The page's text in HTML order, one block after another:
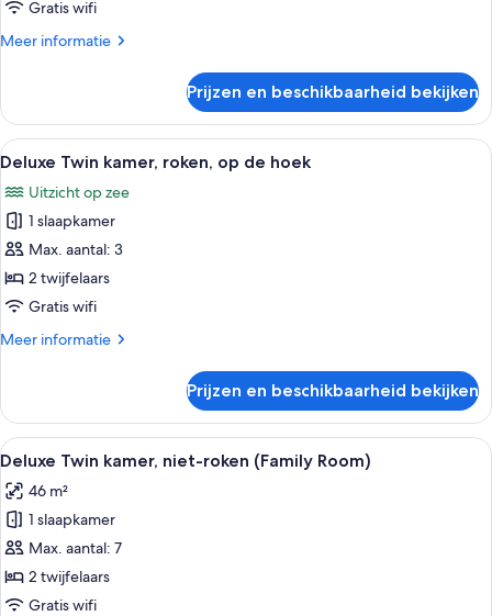
de
Gratis wifi
Meer informatie
Meer
Twin
kamer,
niet-
op
de
hoek
Prijzen en beschikbaarheid bekijken
Alle
foto's
voor
Deluxe
Twin
kamer,
roken,
de
Een hotelkamer met twee bedden,
1
Deluxe Twin kamer, roken, op de hoek
Uitzicht op zee
1 slaapkamer
Max. aantal: 3
2 twijfelaars
Gratis wifi
Meer informatie
Meer
Twin
kamer,
roken,
de
hoek
Prijzen en beschikbaarheid bekijken
Alle
foto's
voor
Deluxe
Twin
kamer,
niet-
Een hotelkamer met twee
5
Deluxe Twin kamer, niet-roken (Family Room)
46 m²
1 slaapkamer
Max. aantal: 7
2 twijfelaars
Gratis wifi